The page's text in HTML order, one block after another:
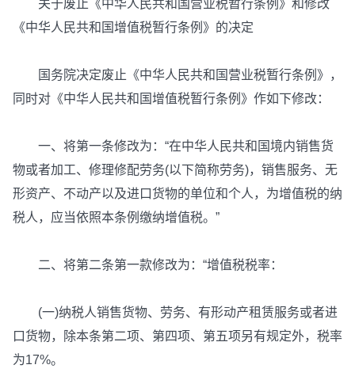
关于废止《中华人民共和国营业税暂行条例》和修改
《中华人民共和国增值税暂行条例》的决定
国务院决定废止《中华人民共和国营业税暂行条例》，
同时对《中华人民共和国增值税暂行条例》作如下修改：
一、将第一条修改为：“在中华人民共和国境内销售货
物或者加工、修理修配劳务(以下简称劳务)，销售服务、无
形资产、不动产以及进口货物的单位和个人，为增值税的纳
税人，应当依照本条例缴纳增值税。”
二、将第二条第一款修改为：“增值税税率：
(一)纳税人销售货物、劳务、有形动产租赁服务或者进
口货物，除本条第二项、第四项、第五项另有规定外，税率
为17%。